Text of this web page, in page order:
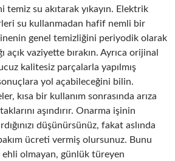
temiz su akıtarak yıkayın. Elektrik
su kullanmadan hafif nemli bir
genel temizliğini periyodik olarak
açık vaziyette bırakın. Ayrıca orijinal
kalitesiz parçalarla yapılmış
yol açabileceğini bilin.
kısa bir kullanım sonrasında arıza
aşındırır. Onarma işinin
düşünürsünüz, fakat aslında
ücreti vermiş olursunuz. Bunu
olmayan, günlük türeyen